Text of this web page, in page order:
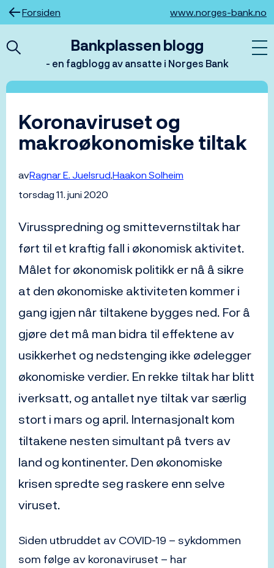
Hopp
til
Forsiden www.norges-bank.no
Bankplassen blogg
- en fagblogg av ansatte i Norges Bank
Koronaviruset og
makroøkonomiske tiltak
avRagnar E. JuelsrudHaakon Solheim
torsdag 11. juni 2020
Virusspredning og smittevernstiltak har
ført til et kraftig fall i økonomisk aktivitet.
Målet for økonomisk politikk er nå å sikre
at den økonomiske aktiviteten kommer i
gang igjen når tiltakene bygges ned. For å
gjøre det må man bidra til effektene av
usikkerhet og nedstenging ikke ødelegger
økonomiske verdier. En rekke tiltak har blitt
iverksatt, og antallet nye tiltak var særlig
stort i mars og april. Internasjonalt kom
tiltakene nesten simultant på tvers av
land og kontinenter. Den økonomiske
krisen spredte seg raskere enn selve
viruset.
Siden utbruddet av COVID-19 – sykdommen
som følge av koronaviruset – har